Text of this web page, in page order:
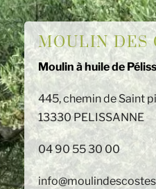
MOULIN DES
Moulin à huile de
445, chemin de Saint
13330 PELISSANNE
04 90 55 30 00